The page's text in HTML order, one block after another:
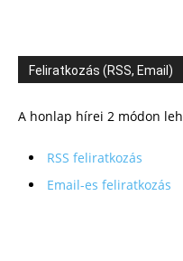
Feliratkozás (RSS, Email)
A honlap hírei 2 módon
RSS feliratkozás
Email-es feliratkozás